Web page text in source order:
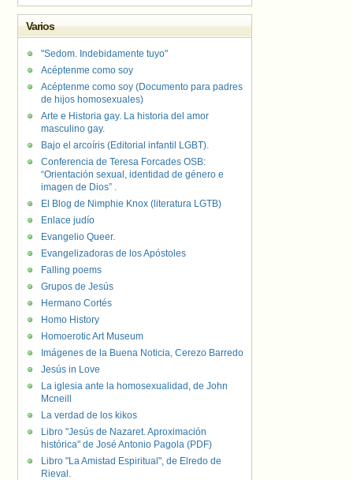
Varios
"Sedom. Indebidamente tuyo"
Acéptenme como soy
Acéptenme como soy (Documento para padres
de hijos homosexuales)
Arte e Historia gay. La historia del amor
masculino gay.
Bajo el arcoíris (Editorial infantil LGBT).
Conferencia de Teresa Forcades OSB:
“Orientación sexual, identidad de género e
imagen de Dios” .
El Blog de Nimphie Knox (literatura LGTB)
Enlace judío
Evangelio Queer.
Evangelizadoras de los Apóstoles
Falling poems
Grupos de Jesús
Hermano Cortés
Homo History
Homoerotic Art Museum
Imágenes de la Buena Noticia, Cerezo Barredo
Jesús in Love
La iglesia ante la homosexualidad, de John
Mcneill
La verdad de los kikos
Libro "Jesús de Nazaret. Aproximación
histórica" de José Antonio Pagola (PDF)
Libro "La Amistad Espiritual", de Elredo de
Rieval.